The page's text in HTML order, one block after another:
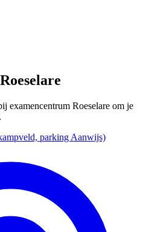
examencentrum Roeselare om je